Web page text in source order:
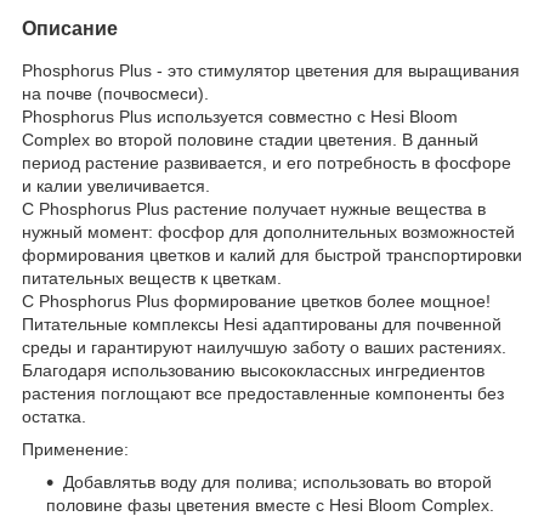
Описание
Phosphorus Plus - это стимулятор цветения для выращивания
на почве (почвосмеси).
Phosphorus Plus используется совместно с Hesi Bloom
Complex во второй половине стадии цветения. В данный
период растение развивается, и его потребность в фосфоре
и калии увеличивается.
С Phosphorus Plus растение получает нужные вещества в
нужный момент: фосфор для дополнительных возможностей
формирования цветков и калий для быстрой транспортировки
питательных веществ к цветкам.
С Phosphorus Plus формирование цветков более мощное!
Питательные комплексы Hesi адаптированы для почвенной
среды и гарантируют наилучшую заботу о ваших растениях.
Благодаря использованию высококлассных ингредиентов
растения поглощают все предоставленные компоненты без
остатка.
Применение:
Добавлятьв воду для полива; использовать во второй
половине фазы цветения вместе с Hesi Bloom Complex.